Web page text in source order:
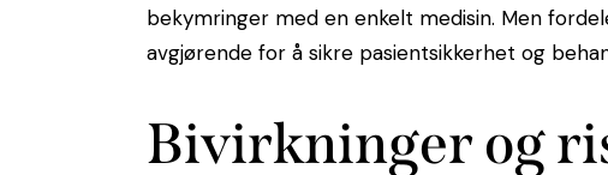
bekymringer med en enkelt medisin. Men
avgjørende for å sikre pasientsikkerhet og
Bivirkninger og